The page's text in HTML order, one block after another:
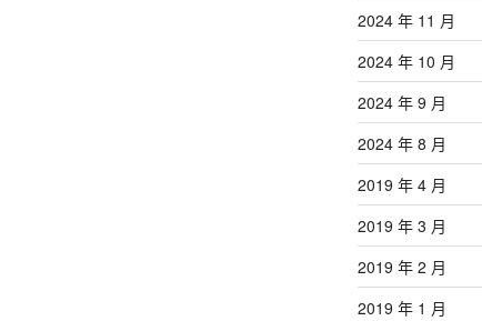
2024 年 11 月
2024 年 10 月
2024 年 9 月
2024 年 8 月
2019 年 4 月
2019 年 3 月
2019 年 2 月
2019 年 1 月